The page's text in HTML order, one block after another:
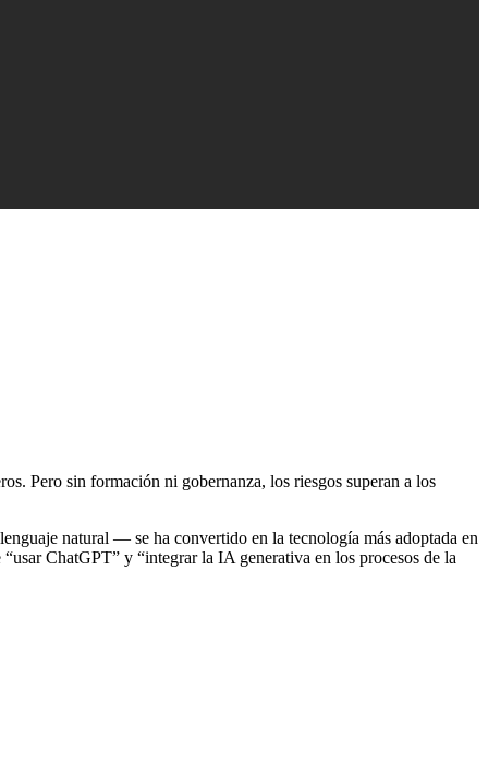
Pero sin formación ni gobernanza, los riesgos superan a los
natural — se ha convertido en la tecnología más adoptada en
ChatGPT” y “integrar la IA generativa en los procesos de la